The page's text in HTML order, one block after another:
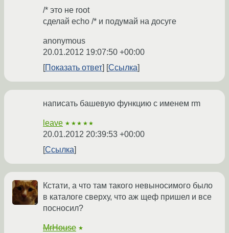
/* это не root
сделай echo /* и подумай на досуге
anonymous
20.01.2012 19:07:50 +00:00
Показать ответ
Ссылка
написать башевую функцию с именем rm
leave ★★★★★
20.01.2012 20:39:53 +00:00
Ссылка
Кстати, а что там такого невыносимого было
в каталоге сверху, что аж щеф пришел и все
посносил?
MrHouse ★